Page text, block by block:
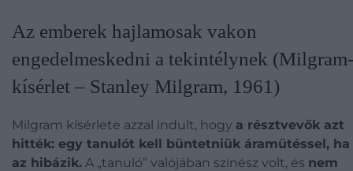
Az emberek hajlamosak vakon
engedelmeskedni a tekintélynek (Milgram-
kísérlet – Stanley Milgram, 1961)
Milgram kísérlete azzal indult, hogy a résztvevők azt
hitték: egy tanulót kell büntetniük áramütéssel, ha
az hibázik. A „tanuló” valójában színész volt, és nem